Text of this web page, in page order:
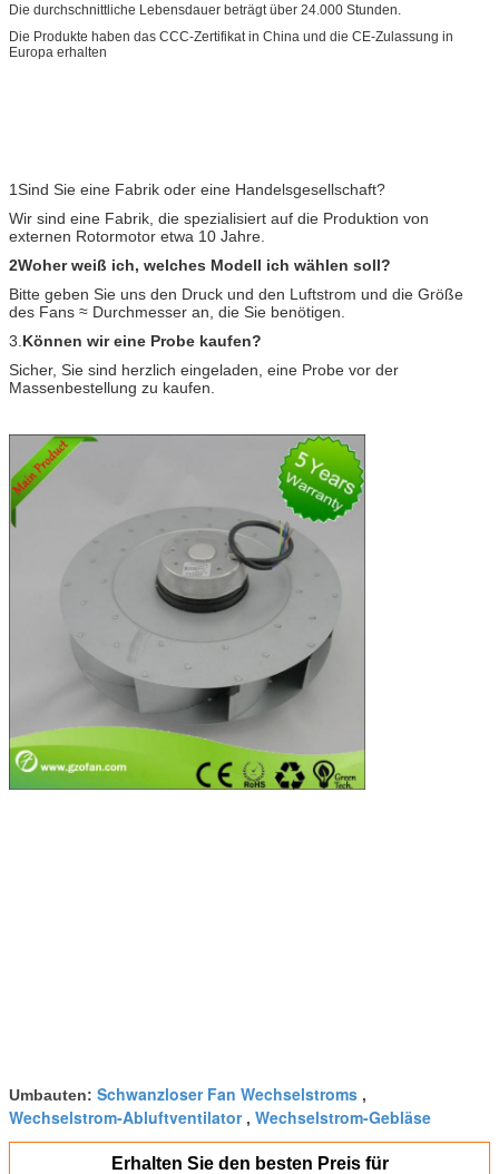
Die durchschnittliche Lebensdauer beträgt über 24.000 Stunden.
Die Produkte haben das CCC-Zertifikat in China und die CE-Zulassung in
Europa erhalten
1Sind Sie eine Fabrik oder eine Handelsgesellschaft?
Wir sind eine Fabrik, die spezialisiert auf die Produktion von
externen Rotormotor etwa 10 Jahre.
2Woher weiß ich, welches Modell ich wählen soll?
Bitte geben Sie uns den Druck und den Luftstrom und die Größe
des Fans ≈ Durchmesser an, die Sie benötigen.
3. Können wir eine Probe kaufen?
Sicher, Sie sind herzlich eingeladen, eine Probe vor der
Massenbestellung zu kaufen.
Umbauten: Schwanzloser Fan Wechselstroms ,
Wechselstrom-Abluftventilator, Wechselstrom-Gebläse
Erhalten Sie den besten Preis für